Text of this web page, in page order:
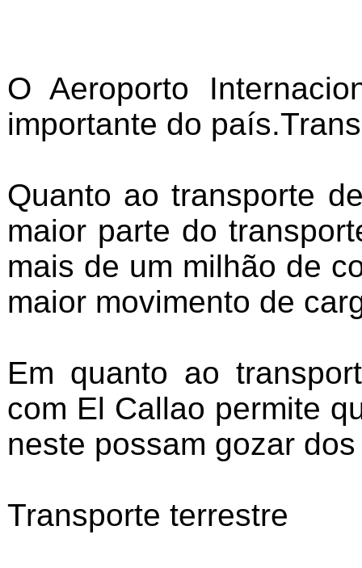
O Aeroporto
importante do
Quanto ao transporte
maior parte do
mais de um milhão de
maior movimento de
Em quanto ao
com El Callao permite
neste possam gozar
Transporte terrestre